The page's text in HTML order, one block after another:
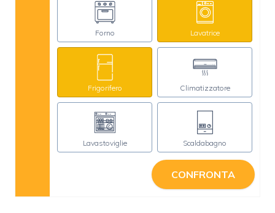
Forno Lavatrice
Frigorifero Climatizzatore
Lavastoviglie Scaldabagno
CONFRONTA